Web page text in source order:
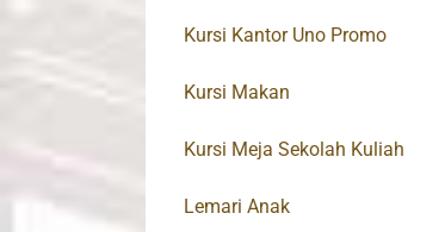
Kursi Kantor Uno Promo
Kursi Makan
Kursi Meja Sekolah Kuliah
Lemari Anak